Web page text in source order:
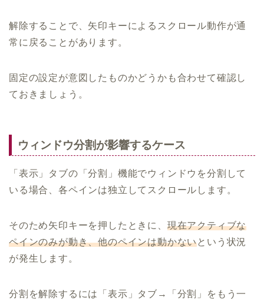
解除することで、矢印キーによるスクロール動作が通
常に戻ることがあります。
固定の設定が意図したものかどうかも合わせて確認し
ておきましょう。
ウィンドウ分割が影響するケース
「表示」タブの「分割」機能でウィンドウを分割して
いる場合、各ペインは独立してスクロールします。
そのため矢印キーを押したときに、 現在アクティブな
ペインのみが動き、他のペインは動かないという状況
が発生します。
分割を解除するには「表示」タブ→「分割」をもう一